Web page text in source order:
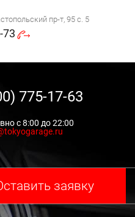
пр-т, 95 с. 5
73
775-17-63
с 8:00 до 22:00
заявку